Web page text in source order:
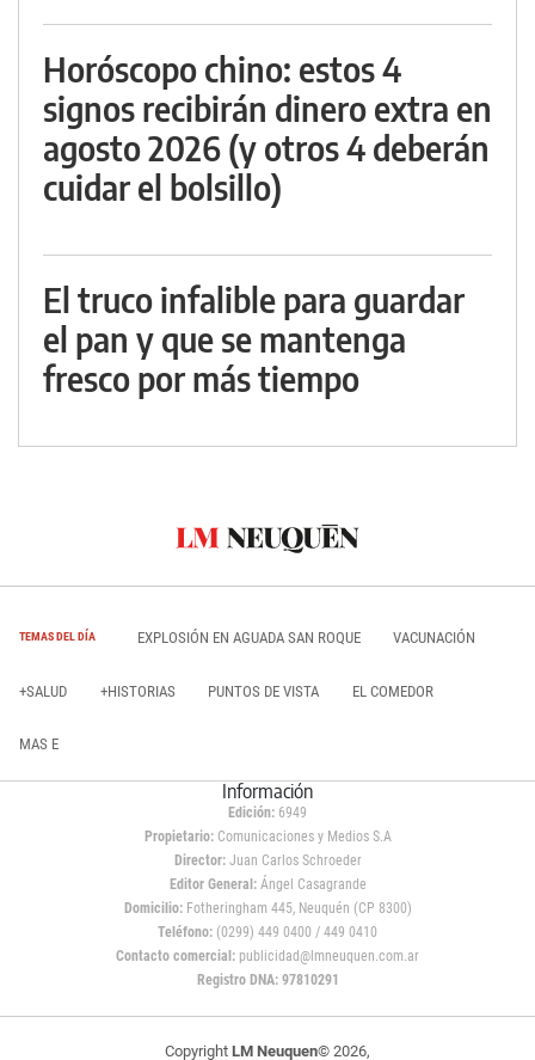
Horóscopo chino: estos 4
signos recibirán dinero extra en
agosto 2026 (y otros 4 deberán
cuidar el bolsillo)
El truco infalible para guardar
el pan y que se mantenga
fresco por más tiempo
TEMAS DEL DÍA EXPLOSIÓN EN AGUADA SAN ROQUE VACUNACIÓN
+SALUD +HISTORIAS PUNTOS DE VISTA EL COMEDOR
MAS E
Información
Edición: 6949
Propietario:Comunicaciones y Medios S.A
Director: Juan Carlos Schroeder
Editor General:Ángel Casagrande
Domicilio:Fotheringham 445, Neuquén (CP 8300)
Teléfono: (0299) 449 0400 / 449 0410
Contacto comercial: publicidad@lmneuquen.com.ar
Registro DNA: 97810291
Copyright LM Neuquen© 2026,